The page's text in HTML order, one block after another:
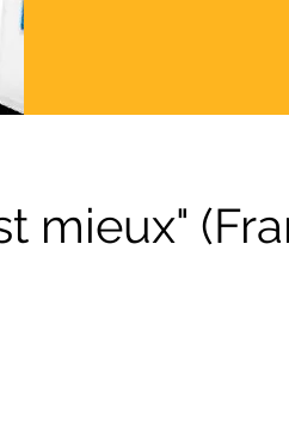
mieux"